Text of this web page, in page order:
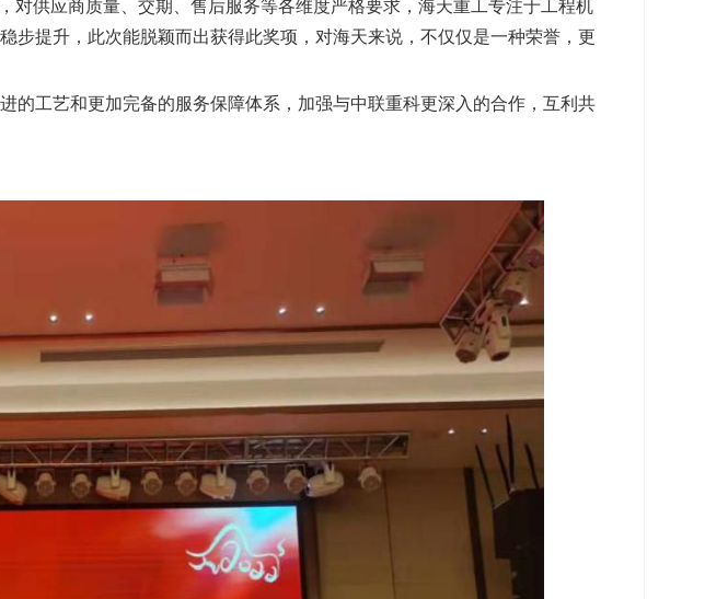
供应商质量、交期、售后服务等各维度严格要求，海天重工专注于工程机
提升，此次能脱颖而出获得此奖项，对海天来说，不仅仅是一种荣誉，更
工艺和更加完备的服务保障体系，加强与中联重科更深入的合作，互利共